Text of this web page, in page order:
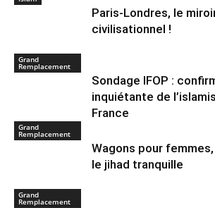
Paris-Londres, le
civilisationnel !
Grand
Remplacement
Sondage IFOP :
inquiétante de
France
Grand
Remplacement
Wagons pour
le jihad tranquille
Grand
Remplacement